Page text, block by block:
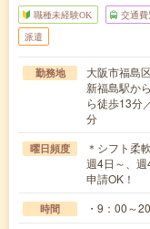
職種未経験OK 交通費
派遣
勤務地
大阪市福島
新福島駅か
ら徒歩13分
分
曜日頻度
＊シフト柔
週4日～、
申請OK！
時間 ・9：00～